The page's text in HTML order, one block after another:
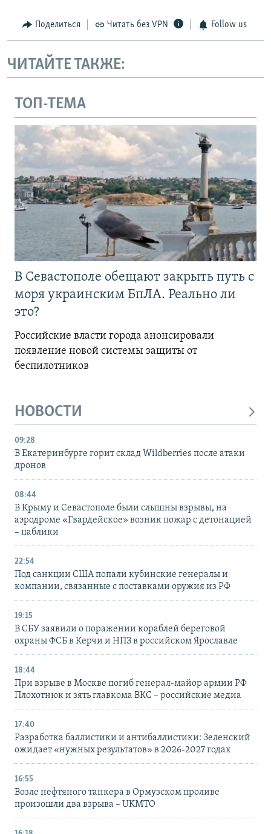
Поделиться Читать без VPN Follow us
ЧИТАЙТЕ ТАКЖЕ:
ТОП-ТЕМА
В Севастополе обещают закрыть путь с
моря украинским БпЛА. Реально ли
это?
Российские власти города анонсировали
появление новой системы защиты от
беспилотников
НОВОСТИ
09:28
В Екатеринбурге горит склад Wildberries после атаки
дронов
08:44
В Крыму и Севастополе были слышны взрывы, на
аэродроме «Гвардейское» возник пожар с детонацией
– паблики
22:54
Под санкции США попали кубинские генералы и
компании, связанные с поставками оружия из РФ
19:15
В СБУ заявили о поражении кораблей береговой
охраны ФСБ в Керчи и НПЗ в российском Ярославле
18:44
При взрыве в Москве погиб генерал-майор армии РФ
Плохотнюк и зять главкома ВКС – российские медиа
17:40
Разработка баллистики и антибаллистики: Зеленский
ожидает «нужных результатов» в 2026-2027 годах
16:55
Возле нефтяного танкера в Ормузском проливе
произошли два взрыва – UKMTO